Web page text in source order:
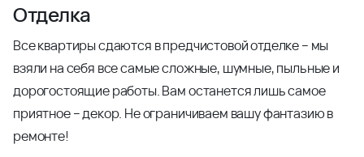
Отделка
Все квартиры сдаются в предчистовой отделке – мы
взяли на себя все самые сложные, шумные, пыльные и
дорогостоящие работы. Вам останется лишь самое
приятное – декор. Не ограничиваем вашу фантазию в
ремонте!